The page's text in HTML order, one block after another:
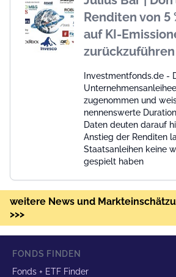
Renditen von 5
auf KI-
zurückzuführen
Investmentfonds.de -
zugenommen und
nennenswerte
Daten deuten darauf
Anstieg der Renditen
Staatsanleihen keine
gespielt haben
weitere News und
>>>
FONDS FINDEN
Fonds + ETF Finder